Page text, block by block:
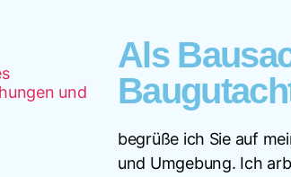
Als
begrüße ich Sie auf
und Umgebung. Ich